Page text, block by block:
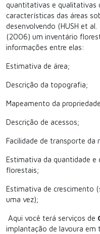
quantitativas e qualitativas
características das áreas
desenvolvendo (HUSH et
(2006) um inventário
informações entre elas:
Estimativa de área;
Descrição da topografia;
Mapeamento da
Descrição de acessos;
Facilidade de transporte da
Estimativa da quantidade e
florestais;
Estimativa de crescimento
uma vez);
Aqui você terá serviços de
implantação de lavoura em